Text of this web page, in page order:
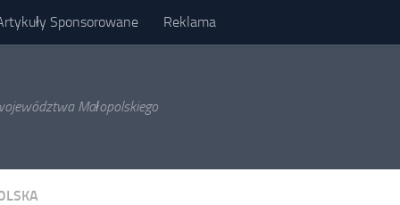
Sponsorowane Reklama
Małopolskiego